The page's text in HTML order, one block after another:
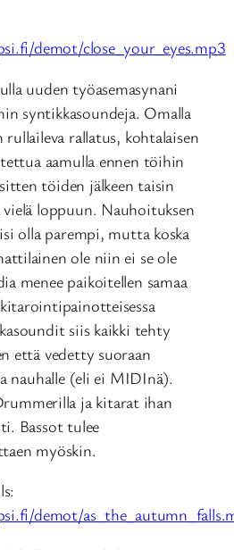
demot/close_your_eyes.mp3
uuden työasemasynani
syntikkasoundeja. Omalla
rullaileva rallatus, kohtalaisen
aamulla ennen töihin
töiden jälkeen taisin
vielä loppuun. Nauhoituksen
olla parempi, mutta koska
ole niin ei se ole
menee paikoitellen samaa
siis kaikki tehty
että vedetty suoraan
nauhalle (eli ei MIDInä).
ja kitarat ihan
Bassot tulee
myöskin.
demot/